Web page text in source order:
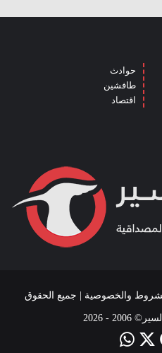
حوادث
طافشين
اقتصاد
والخصوصية | جميع الحقوق
- 2026